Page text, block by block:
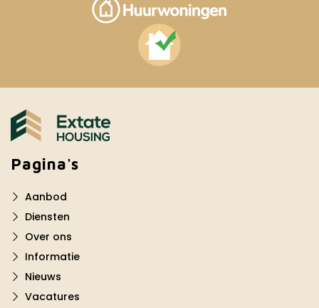
Pagina's
Aanbod
Diensten
Over ons
Informatie
Nieuws
Vacatures